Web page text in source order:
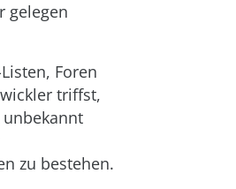
gelegen
Foren
triffst,
zu bestehen.